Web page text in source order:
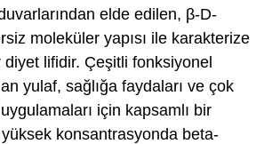
elde edilen, β-D-
moleküler yapısı ile karakterize
lifidir. Çeşitli fonksiyonel
yulaf, sağlığa faydaları ve çok
için kapsamlı bir
konsantrasyonda beta-